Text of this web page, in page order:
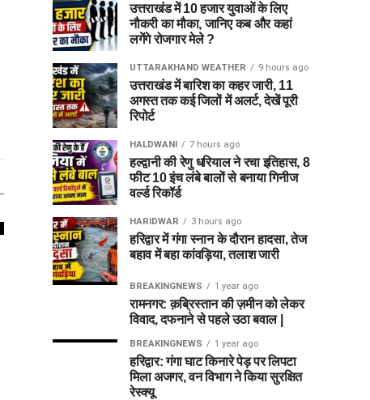
उत्तराखंड में 10 हजार युवाओं के लिए
नौकरी का मौका, जानिए कब और कहां
लगेंगे रोजगार मेले ?
UTTARAKHAND WEATHER 9 hours ago
उत्तराखंड में बारिश का कहर जारी, 11
अगस्त तक कई जिलों में अलर्ट, देखें पूरी
रिपोर्ट
HALDWANI 7 hours ago
हल्द्वानी की रेणु धरियाल ने रचा इतिहास, 8
फीट 10 इंच लंबे बालों से बनाया गिनीज
वर्ल्ड रिकॉर्ड
HARIDWAR 3 hours ago
हरिद्वार में गंगा स्नान के दौरान हादसा, तेज
बहाव में बहा कांवड़िया, तलाश जारी
BREAKINGNEWS 1 year ago
रामनगर: क़ब्रिस्तान की ज़मीन को लेकर
विवाद, दफनाने से पहले उठा बवाल |
BREAKINGNEWS 1 year ago
हरिद्वार: गंगा घाट किनारे पेड़ पर लिपटा
मिला अजगर, वन विभाग ने किया सुरक्षित
रेस्क्यू